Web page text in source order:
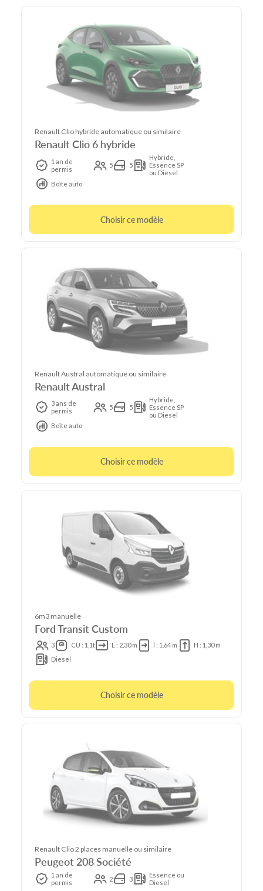
Renault Clio hybride automatique ou similaire
Renault Clio 6 hybride
1 an de
permis
5 5
Hybride,
Essence SP
ou Diesel
Boîte auto
Choisir ce modèle
Renault Austral automatique ou similaire
Renault Austral
3 ans de
permis
5 5
Hybride,
Essence SP
ou Diesel
Boîte auto
Choisir ce modèle
6m3 manuelle
Ford Transit Custom
3 CU : 1,1t L : 2,30 m l : 1,64 m
H : 1,30 m
Diesel
Choisir ce modèle
Renault Clio 2 places manuelle ou similaire
Peugeot 208 Société
1 an de
permis
2 3
Essence ou
Diesel